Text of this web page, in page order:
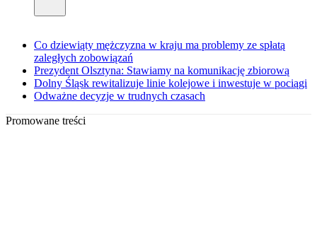
Co dziewiąty mężczyzna w kraju ma problemy ze spłatą
zaległych zobowiązań
Prezydent Olsztyna: Stawiamy na komunikację zbiorową
Dolny Śląsk rewitalizuje linie kolejowe i inwestuje w pociągi
Odważne decyzje w trudnych czasach
Promowane treści